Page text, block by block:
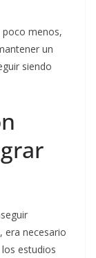
poco menos,
un
siendo
era necesario
estudios